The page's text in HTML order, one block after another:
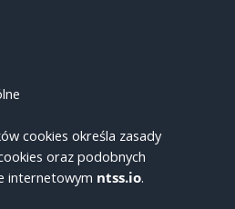
cookies określa zasady
oraz podobnych
internetowym ntss.io.